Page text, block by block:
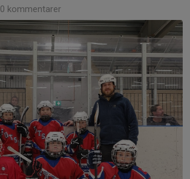
0 kommentarer